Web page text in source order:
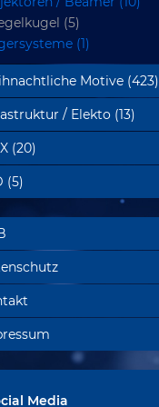
(4)
(7)
(1)
(34)
(5)
(1)
Motive (423)
(105)
Großmotiv (18)
(64)
(12)
Kreative
(12)
/ Elekto (13)
(6)
(20)
(5)
Media